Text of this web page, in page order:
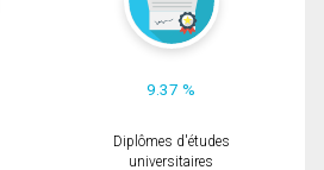
9.37 %
Diplômes d'études
universitaires